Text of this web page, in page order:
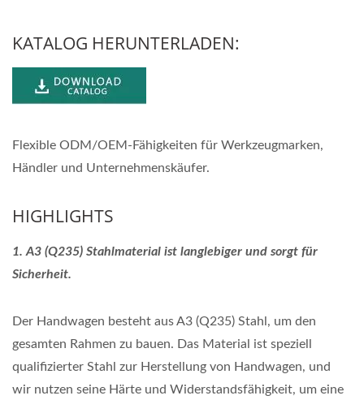
KATALOG HERUNTERLADEN:
Flexible ODM/OEM-Fähigkeiten für Werkzeugmarken,
Händler und Unternehmenskäufer.
HIGHLIGHTS
1. A3 (Q235) Stahlmaterial ist langlebiger und sorgt für
Sicherheit.
Der Handwagen besteht aus A3 (Q235) Stahl, um den
gesamten Rahmen zu bauen. Das Material ist speziell
qualifizierter Stahl zur Herstellung von Handwagen, und
wir nutzen seine Härte und Widerstandsfähigkeit, um eine